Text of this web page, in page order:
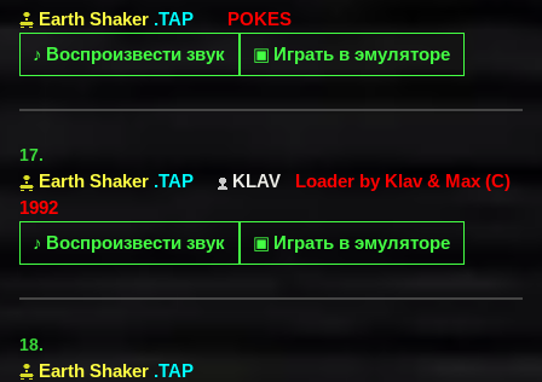
Earth Shaker .TAP
POKES
♪ Воспроизвести звук ▣ Играть в эмуляторе
17.
Earth Shaker .TAP KLAV
Loader by Klav & Max (C)
1992
♪ Воспроизвести звук ▣ Играть в эмуляторе
18.
Earth Shaker .TAP